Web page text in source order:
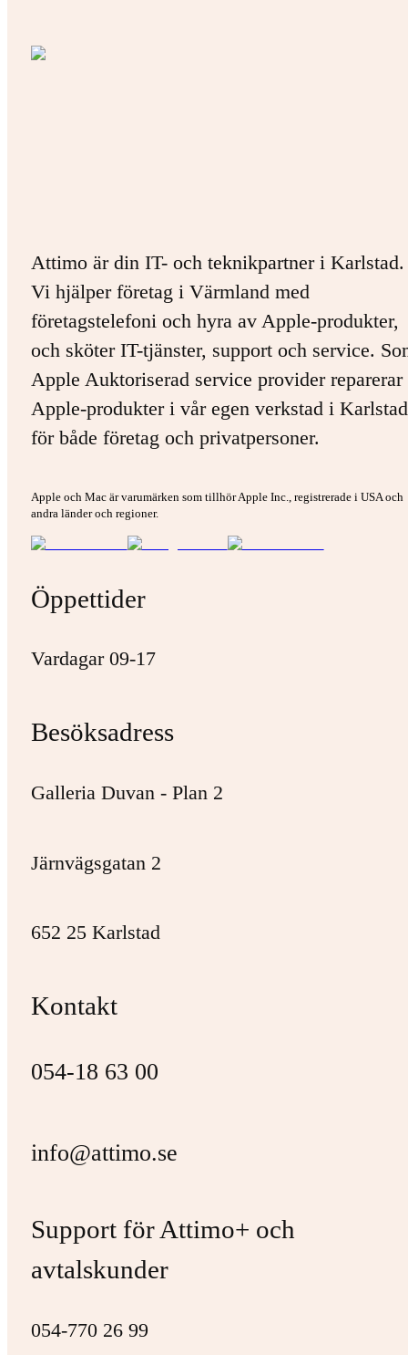
Attimo är din IT- och teknikpartner i Karlstad.
Vi hjälper företag i Värmland med
företagstelefoni och hyra av Apple-produkter,
och sköter IT-tjänster, support och service.
Apple Auktoriserad service provider
Apple-produkter i vår egen verkstad i
för både företag och privatpersoner.
Apple och Mac är varumärken som tillhör Apple Inc., registrerade i USA och
andra länder och regioner.
Öppettider
Vardagar 09-17
Besöksadress
Galleria Duvan - Plan 2
Järnvägsgatan 2
652 25 Karlstad
Kontakt
054-18 63 00
info@attimo.se
Support för Attimo+ och
avtalskunder
054-770 26 99